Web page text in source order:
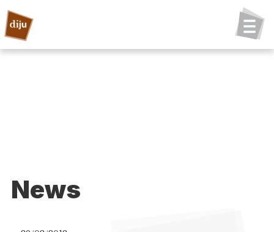
News